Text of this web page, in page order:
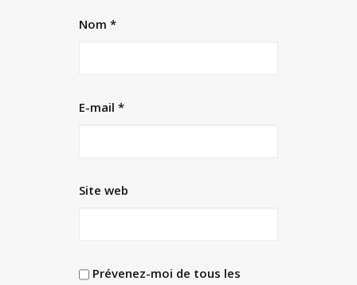
Nom *
E-mail *
Site web
Prévenez-moi de tous les